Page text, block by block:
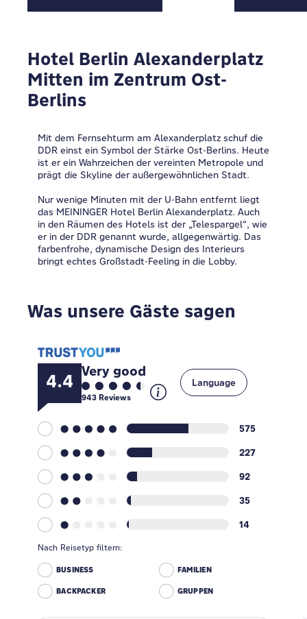
Hotel Berlin Alexanderplatz
Mitten im Zentrum Ost-
Berlins
Mit dem Fernsehturm am Alexanderplatz schuf die
DDR einst ein Symbol der Stärke Ost-Berlins. Heute
ist er ein Wahrzeichen der vereinten Metropole und
prägt die Skyline der außergewöhnlichen Stadt.
Nur wenige Minuten mit der U-Bahn entfernt liegt
das MEININGER Hotel Berlin Alexanderplatz. Auch
in den Räumen des Hotels ist der „Telespargel“, wie
er in der DDR genannt wurde, allgegenwärtig. Das
farbenfrohe, dynamische Design des Interieurs
bringt echtes Großstadt-Feeling in die Lobby.
Was unsere Gäste sagen
4.4 Very good
943Reviews
575
227
92
35
14
Language
Nach Reisetyp filtern:
BUSINESS FAMILIEN
BACKPACKER GRUPPEN